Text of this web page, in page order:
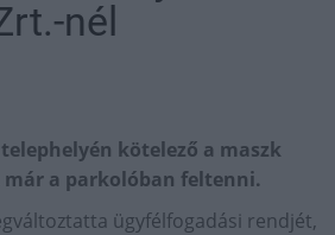
nél
kötelező a maszk
már a parkolóban feltenni.
ügyfélfogadási rendjét,